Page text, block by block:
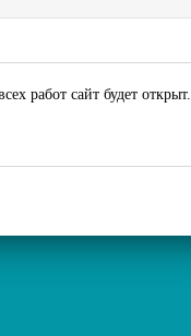
работ сайт будет открыт.